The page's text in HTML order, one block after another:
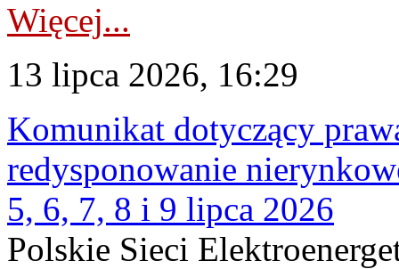
Więcej...
13 lipca 2026, 16:29
Komunikat dotyczący
redysponowanie
5, 6, 7, 8 i 9 lipca 2026
Polskie Sieci